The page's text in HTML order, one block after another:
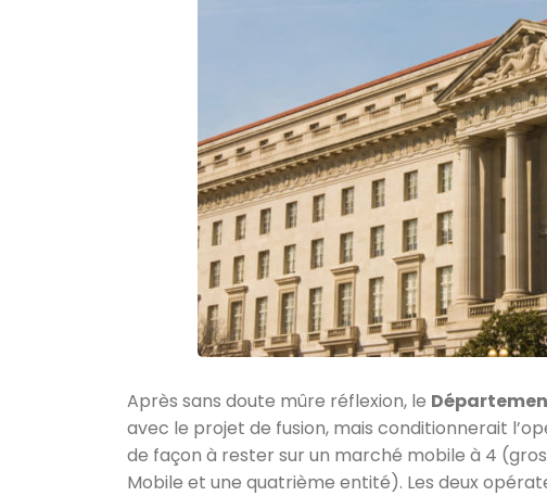
Après sans doute mûre réflexion, le
avec le projet de fusion, mais conditionnerait
de façon à rester sur un marché mobile à 4
Mobile et une quatrième entité). Les deux